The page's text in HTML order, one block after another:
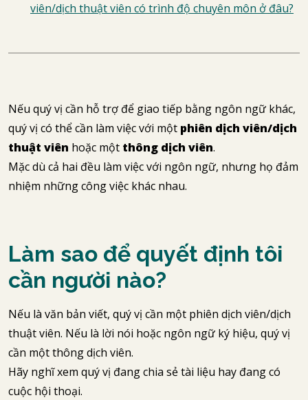
viên/dịch thuật viên có trình độ chuyên môn ở đâu?
Nếu quý vị cần hỗ trợ để giao tiếp bằng ngôn ngữ khác,
quý vị có thể cần làm việc với một phiên dịch viên/dịch
thuật viên hoặc một thông dịch viên.
Mặc dù cả hai đều làm việc với ngôn ngữ, nhưng họ đảm
nhiệm những công việc khác nhau.
Làm sao để quyết định tôi
cần người nào?
Nếu là văn bản viết, quý vị cần một phiên dịch viên/dịch
thuật viên. Nếu là lời nói hoặc ngôn ngữ ký hiệu, quý vị
cần một thông dịch viên.
Hãy nghĩ xem quý vị đang chia sẻ tài liệu hay đang có
cuộc hội thoại.